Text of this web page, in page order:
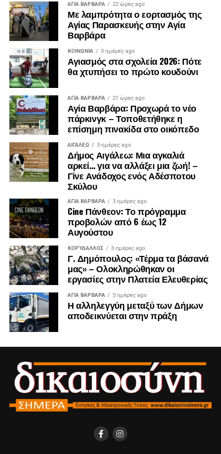
ΑΓΙΑ ΒΑΡΒΑΡΑ 22 ώρες ago
Με λαμπρότητα ο εορτασμός της
Αγίας Παρασκευής στην Αγία
Βαρβάρα
ΚΟΙΝΩΝΊΑ 3 ημέρες ago
Αγιασμός στα σχολεία 2026: Πότε
θα χτυπήσει το πρώτο κουδούνι
ΑΓΙΑ ΒΑΡΒΑΡΑ 21 ώρες ago
Αγία Βαρβάρα: Προχωρά το νέο
πάρκινγκ – Τοποθετήθηκε η
επίσημη πινακίδα στο οικόπεδο
ΑΙΓΑΛΕΩ 3 ημέρες ago
Δήμος Αιγάλεω: Μια αγκαλιά
αρκεί… για να αλλάξει μια ζωή! –
Γίνε Ανάδοχος ενός Αδέσποτου
Σκύλου
ΑΓΙΑ ΒΑΡΒΑΡΑ 3 ημέρες ago
Cine Πάνθεον: Το πρόγραμμα
προβολών από 6 έως 12
Αυγούστου
ΚΟΡΥΔΑΛΛΟΣ 3 ημέρες ago
Γ. Δημόπουλος: «Τέρμα τα βάσανά
μας» – Ολοκληρώθηκαν οι
εργασίες στην Πλατεία Ελευθερίας
ΑΓΙΑ ΒΑΡΒΑΡΑ 3 ημέρες ago
Η αλληλεγγύη μεταξύ των Δήμων
αποδεικνύεται στην πράξη